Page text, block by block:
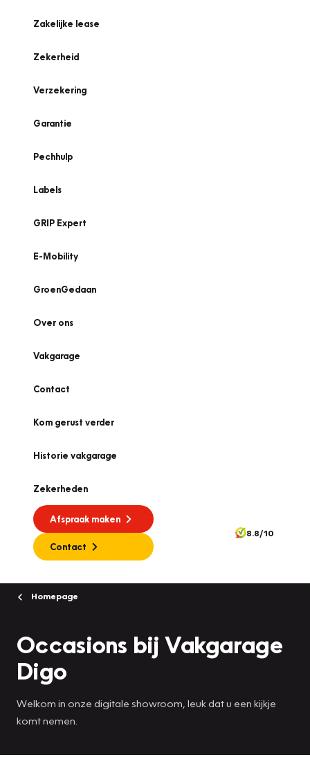
Zakelijke lease
Zekerheid
Verzekering
Garantie
Pechhulp
Labels
GRIP Expert
E-Mobility
GroenGedaan
Over ons
Vakgarage
Contact
Kom gerust verder
Historie vakgarage
Zekerheden
Afspraak maken
Contact
8.8/10
Homepage
Occasions bij Vakgarage
Digo
Welkom in onze digitale showroom, leuk dat u een kijkje
komt nemen.